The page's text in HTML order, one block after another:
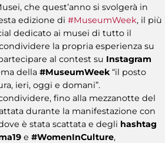
che quest’anno si svolgerà in
edizione di #MuseumWeek, il più
dedicato ai musei di tutto il
la propria esperienza su
al contest su Instagram
della #MuseumWeek“il posto
ieri, oggi e domani”.
fino alla mezzanotte del
durante la manifestazione con
è stata scattata e degli hashtag
e #WomenInCulture,